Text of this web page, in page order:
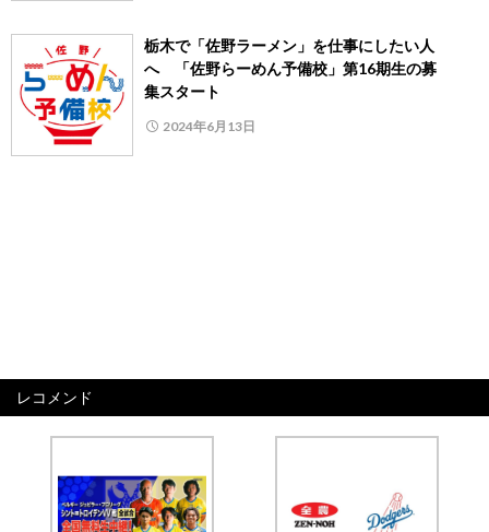
栃木で「佐野ラーメン」を仕事にしたい人
へ 「佐野らーめん予備校」第16期生の募
集スタート
2024年6月13日
レコメンド